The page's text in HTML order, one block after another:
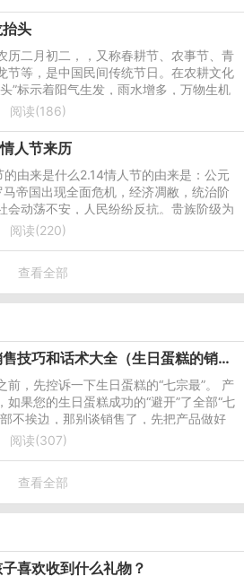
头
历二月初二，，又称春耕节、农事节、青
节等，是中国民间传统节日。在农耕文化
”标示着阳气生发，雨水增多，万物生机
由此开始。自古以来人们亦将龙抬头日作
阅读(186)
人节来历
的由来是什么2.14情人节的由来是：公元
帝国出现全面危机，经济凋敝，统治阶
会动荡不安，人民纷纷反抗。贵族阶级为
，残暴镇压民众和基督教徒。是时有一位
阅读(220)
查看全部
蛋糕店销售技巧和话术大全（生日蛋糕的销售技巧）
前，先控诉一下生日蛋糕的“七宗最”。 产
如果您的生日蛋糕成功的“避开”了全部“七
不挨边，那别谈销售了，先把产品做好
阅读(307)
查看全部
喜欢收到什么礼物？